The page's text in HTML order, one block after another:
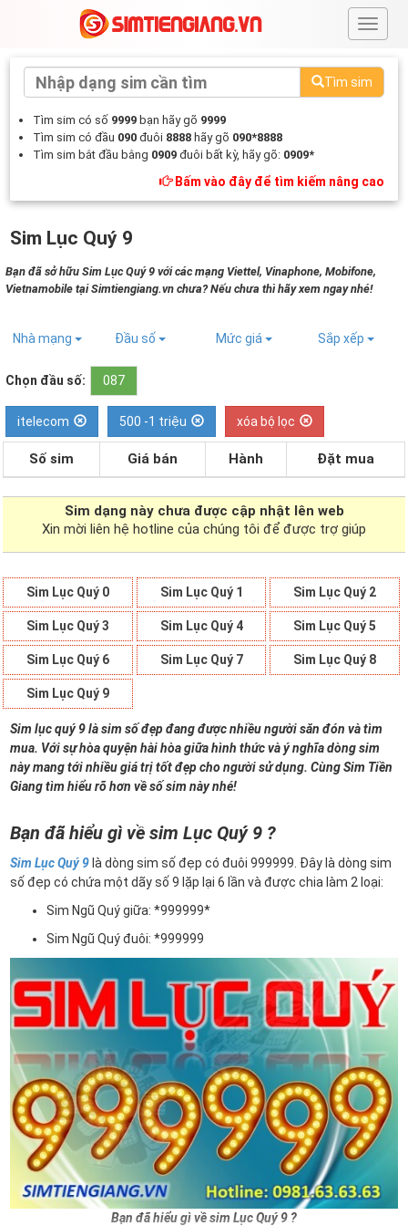
#
Tìm sim
Tìm sim có số 9999 bạn hãy gõ 9999
Tìm sim có đầu 090 đuôi 8888 hãy gõ 090*8888
Tìm sim bắt đầu bằng 0909 đuôi bất kỳ, hãy gõ: 0909*
Bấm vào đây để tìm kiếm nâng cao
Sim Lục Quý 9
Bạn đã sở hữu Sim Lục Quý 9 với các mạng Viettel, Vinaphone, Mobifone,
Vietnamobile tại Simtiengiang.vn chưa? Nếu chưa thì hãy xem ngay nhé!
Nhà mạng Đầu số Mức giá Sắp xếp
Chọn đầu số: 087
itelecom 500 -1 triệu xóa bộ lọc
Số sim Giá bán Hành Đặt mua
Sim dạng này chưa được cập nhật lên web
Xin mời liên hệ hotline của chúng tôi để được trợ giúp
Sim Lục Quý 0 Sim Lục Quý 1 Sim Lục Quý 2
Sim Lục Quý 3 Sim Lục Quý 4 Sim Lục Quý 5
Sim Lục Quý 6 Sim Lục Quý 7 Sim Lục Quý 8
Sim Lục Quý 9
Sim lục quý 9 là sim số đẹp đang được nhiều người săn đón và tìm
mua. Với sự hòa quyện hài hòa giữa hình thức và ý nghĩa dòng sim
này mang tới nhiều giá trị tốt đẹp cho người sử dụng. Cùng Sim Tiền
Giang tìm hiểu rõ hơn về số sim này nhé!
Bạn đã hiểu gì về sim Lục Quý 9 ?
Sim Lục Quý 9 là dòng sim số đẹp có đuôi 999999. Đây là dòng sim
số đẹp có chứa một dãy số 9 lặp lại 6 lần và được chia làm 2 loại:
Sim Ngũ Quý giữa: *999999*
Sim Ngũ Quý đuôi: *999999
Bạn đã hiểu gì về sim Lục Quý 9 ?